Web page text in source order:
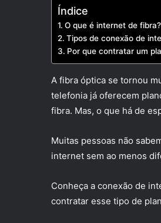
Índice
O que é internet de fibra?
Tipos de conexão de
Por que contratar um
A fibra óptica se tornou
telefonia já oferecem
fibra. Mas, o que há de
Muitas pessoas não
internet sem ao menos
Conheça a conexão de
contratar esse tipo de